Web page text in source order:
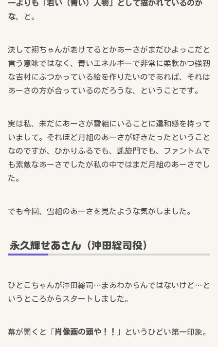
一よりも「若い（青い）人物」として描かれているのか
な、と。
決して翔ちゃんが老けてるとかあーさがまだひよっこだと
言う意味ではなく、青いエネルギーで非常に柔軟かつ強靭
な吉村にぶつかっている絵を作りたいのであれば、それは
あーさの方が合っているのだろうな、ということです。
実は私、未だにあーさが雪組にいることに違和感を持って
いまして。それほど月組のあーさが好きだったということ
なのですが、ひかりふるでも、凱旋門でも、ファントムで
も素敵なあーさでしたが私の中ではまだ月組のあーさでし
た。
でも今回、雪組のあーさを見たような気がしました。
永久輝せあさん（沖田総司役）
ひとこちゃんが沖田総司…まあわからんではないけど…と
いうところからスタートしました。
幕が開くと「 肖像画の頭や！！ 」というひどい第一印象。